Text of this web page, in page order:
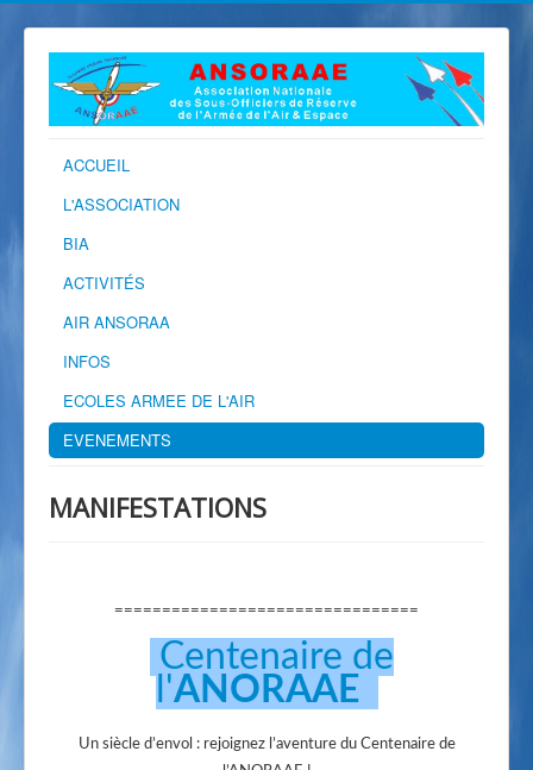
ACCUEIL
L'ASSOCIATION
BIA
ACTIVITÉS
AIR ANSORAA
INFOS
ECOLES ARMEE DE L'AIR
EVENEMENTS
MANIFESTATIONS
================================
Centenaire de
l'ANORAAE
Un siècle d’envol : rejoignez l’aventure du Centenaire de